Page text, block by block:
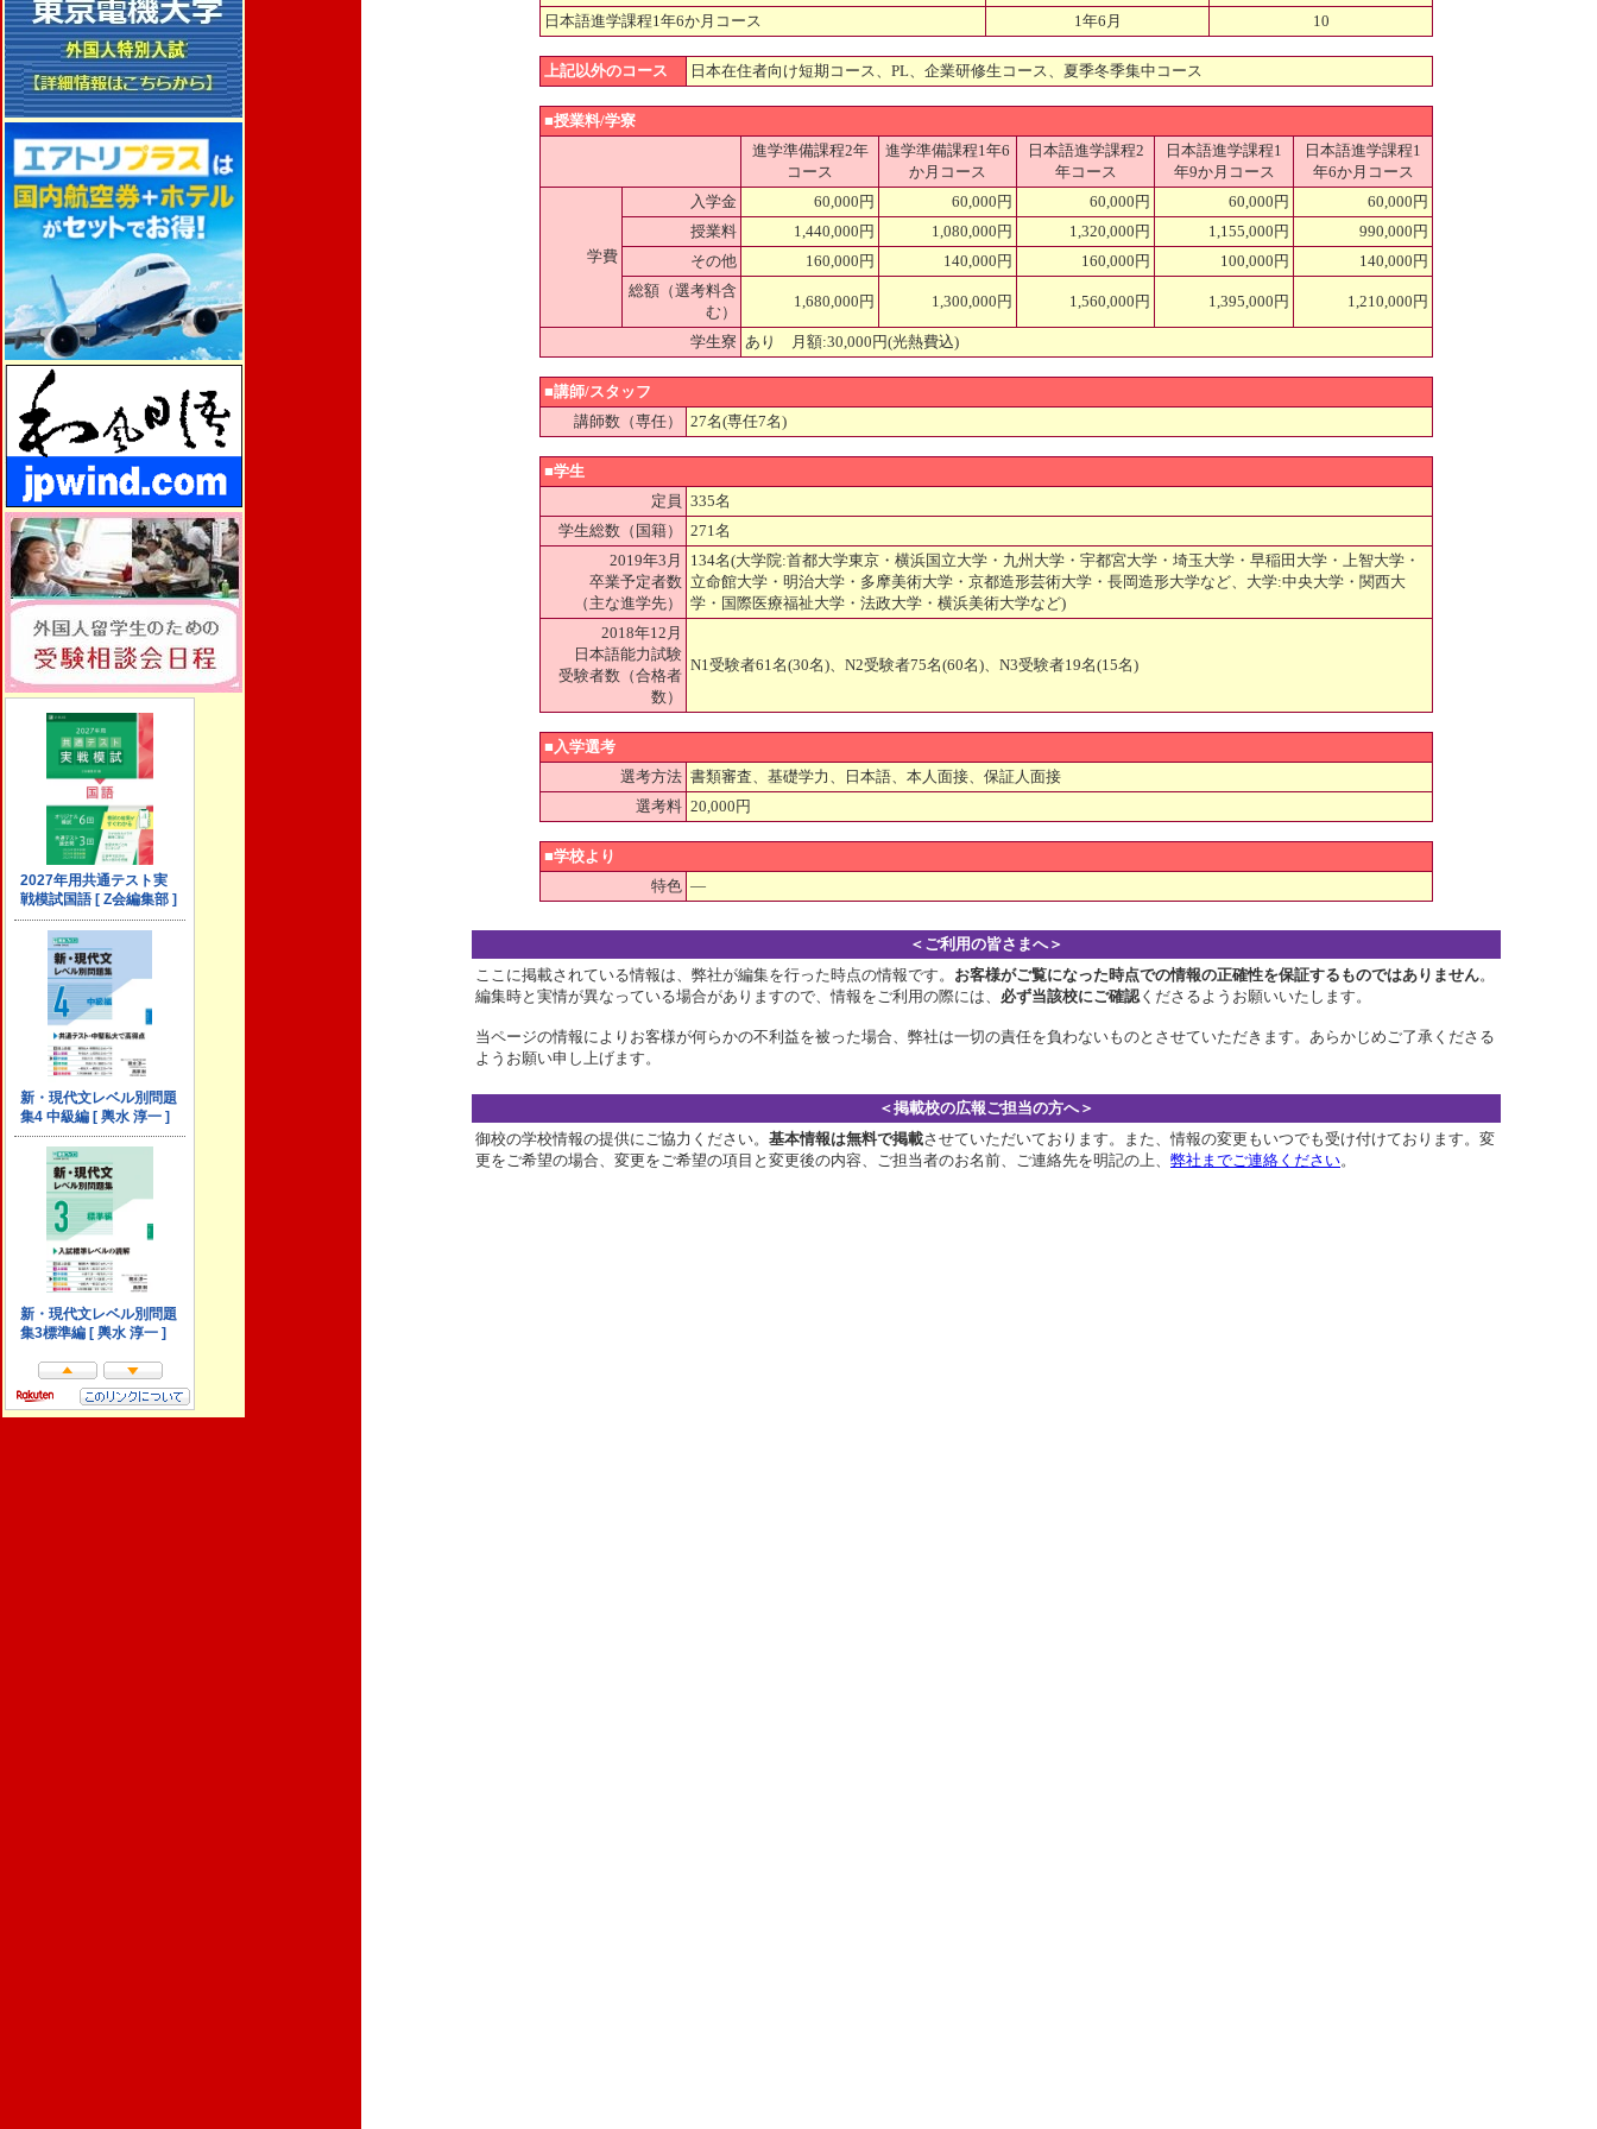
日本語進学課程1年6か月コース 1年6月 10
上記以外のコース 日本在住者向け短期コース、PL、企業研修生コース、夏季冬季集中コース
■授業料/学寮
進学準備課程2年
コース
進学準備課程1年6
か月コース
日本語進学課程2
年コース
日本語進学課程1
年9か月コース
日本語進学課程1
年6か月コース
学費
入学金 60,000円 60,000円 60,000円 60,000円
60,000円
授業料
1,440,000円 1,080,000円 1,320,000円 1,155,000円
990,000円
その他
160,000円 140,000円 160,000円 100,000円
140,000円
総額（選考料含
む）
1,680,000円 1,300,000円 1,560,000円 1,395,000円 1,210,000円
学生寮 あり 月額:30,000円(光熱費込)
■講師/スタッフ
講師数（専任）
27名(専任7名)
■学生
定員 335名
学生総数（国籍）
271名
2019年3月
卒業予定者数
（主な進学先）
134名(大学院:首都大学東京・横浜国立大学・九州大学・宇都宮大学・埼玉大学・早稲田大学・上智大学・
立命館大学・明治大学・多摩美術大学・京都造形芸術大学・長岡造形大学など、大学:中央大学・関西大
学・国際医療福祉大学・法政大学・横浜美術大学など)
2018年12月
日本語能力試験
受験者数（合格者
数）
N1受験者61名(30名)、N2受験者75名(60名)、N3受験者19名(15名)
■入学選考
選考方法 書類審査、基礎学力、日本語、本人面接、保証人面接
選考料 20,000円
■学校より
特色 ―
＜ご利用の皆さまへ＞
ここに掲載されている情報は、弊社が編集を行った時点の情報です。 お客様がご覧になった時点での情報の正確性を保証するものではありません。
編集時と実情が異なっている場合がありますので、情報をご利用の際には、 必ず当該校にご確認くださるようお願いいたします。
当ページの情報によりお客様が何らかの不利益を被った場合、弊社は一切の責任を負わないものとさせていただきます。あらかじめご了承くださる
ようお願い申し上げます。
＜掲載校の広報ご担当の方へ＞
御校の学校情報の提供にご協力ください。 基本情報は無料で掲載させていただいております。また、情報の変更もいつでも受け付けております。変
更をご希望の場合、変更をご希望の項目と変更後の内容、ご担当者のお名前、ご連絡先を明記の上、 弊社までご連絡ください。